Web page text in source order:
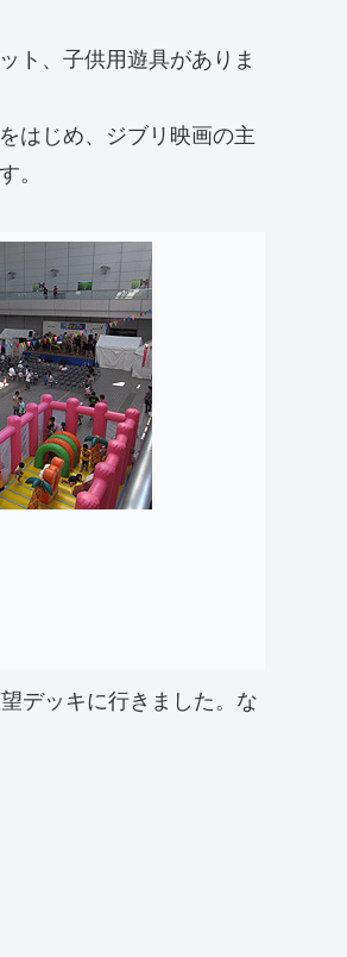
ト、子供用遊具がありま
はじめ、ジブリ映画の主
。
デッキに行きました。な